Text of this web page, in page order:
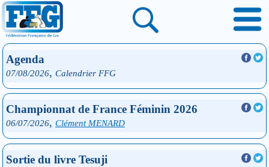
Agenda
07/08/2026, Calendrier FFG
Championnat de France Féminin 2026
06/07/2026, Clément MENARD
Sortie du livre Tesuji